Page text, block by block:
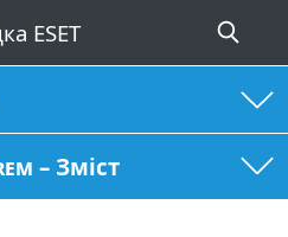
– Зміст